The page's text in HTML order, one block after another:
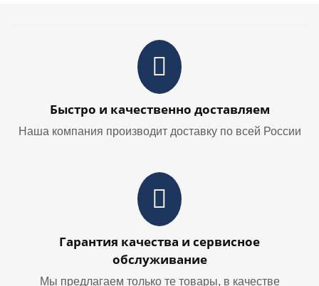
Быстро и качественно доставляем
Наша компания производит доставку по всей России
Гарантия качества и сервисное
обслуживание
Мы предлагаем только те товары, в качестве